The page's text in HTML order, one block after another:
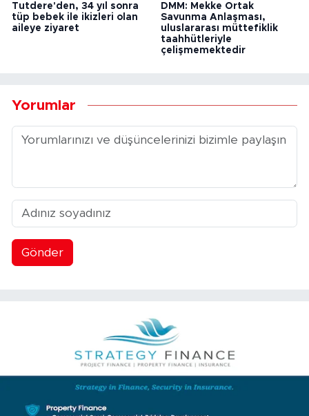
Tutdere'den, 34 yıl sonra
tüp bebek ile ikizleri olan
aileye ziyaret
DMM: Mekke Ortak
Savunma Anlaşması,
uluslararası müttefiklik
taahhütleriyle
çelişmemektedir
Yorumlar
Gönder